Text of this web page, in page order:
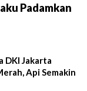
Padamkan
DKI Jakarta
Api Semakin